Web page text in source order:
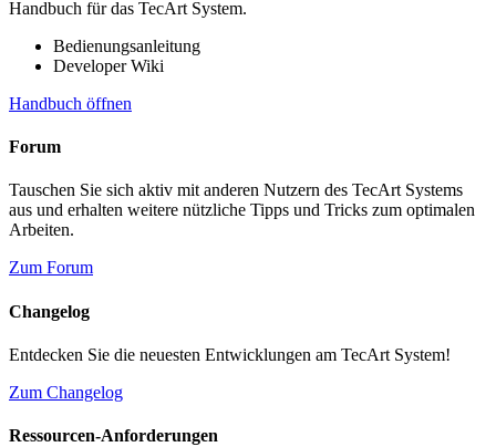
Handbuch für das TecArt System.
Bedienungsanleitung
Developer Wiki
Handbuch öffnen
Forum
Tauschen Sie sich aktiv mit anderen Nutzern des TecArt Systems
aus und erhalten weitere nützliche Tipps und Tricks zum optimalen
Arbeiten.
Zum Forum
Changelog
Entdecken Sie die neuesten Entwicklungen am TecArt System!
Zum Changelog
Ressourcen-Anforderungen